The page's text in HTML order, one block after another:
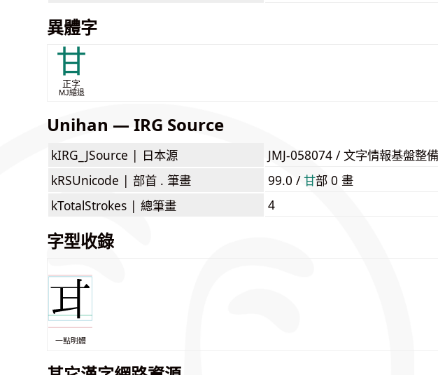
異體字
甘
正字
MJ縮退
Unihan — IRG Source
kIRG_JSource | 日本源
JMJ-058074 / 文字情報基盤整
kRSUnicode | 部首 . 筆畫 99.0 /⽢部 0 畫
kTotalStrokes | 總筆畫 4
字型收錄
一點明體